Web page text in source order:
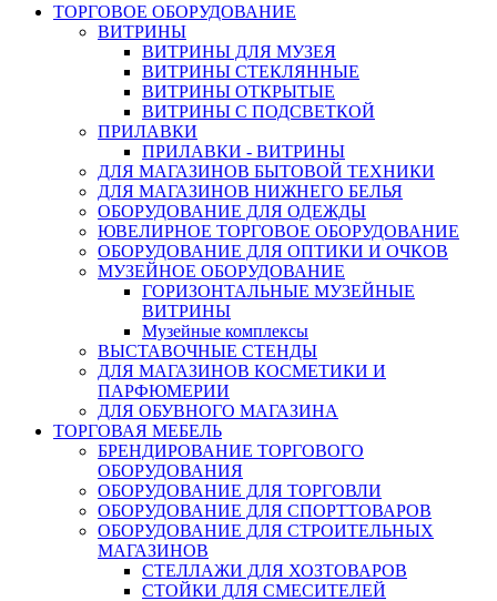
ТОРГОВОЕ ОБОРУДОВАНИЕ
ВИТРИНЫ
ВИТРИНЫ ДЛЯ МУЗЕЯ
ВИТРИНЫ СТЕКЛЯННЫЕ
ВИТРИНЫ ОТКРЫТЫЕ
ВИТРИНЫ С ПОДСВЕТКОЙ
ПРИЛАВКИ
ПРИЛАВКИ - ВИТРИНЫ
ДЛЯ МАГАЗИНОВ БЫТОВОЙ ТЕХНИКИ
ДЛЯ МАГАЗИНОВ НИЖНЕГО БЕЛЬЯ
ОБОРУДОВАНИЕ ДЛЯ ОДЕЖДЫ
ЮВЕЛИРНОЕ ТОРГОВОЕ ОБОРУДОВАНИЕ
ОБОРУДОВАНИЕ ДЛЯ ОПТИКИ И ОЧКОВ
МУЗЕЙНОЕ ОБОРУДОВАНИЕ
ГОРИЗОНТАЛЬНЫЕ МУЗЕЙНЫЕ
ВИТРИНЫ
Музейные комплексы
ВЫСТАВОЧНЫЕ СТЕНДЫ
ДЛЯ МАГАЗИНОВ КОСМЕТИКИ И
ПАРФЮМЕРИИ
ДЛЯ ОБУВНОГО МАГАЗИНА
ТОРГОВАЯ МЕБЕЛЬ
БРЕНДИРОВАНИЕ ТОРГОВОГО
ОБОРУДОВАНИЯ
ОБОРУДОВАНИЕ ДЛЯ ТОРГОВЛИ
ОБОРУДОВАНИЕ ДЛЯ СПОРТТОВАРОВ
ОБОРУДОВАНИЕ ДЛЯ СТРОИТЕЛЬНЫХ
МАГАЗИНОВ
СТЕЛЛАЖИ ДЛЯ ХОЗТОВАРОВ
СТОЙКИ ДЛЯ СМЕСИТЕЛЕЙ